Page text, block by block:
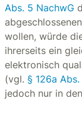
Abs. 5 NachwG
wollen, würde
ihrerseits ein
elektronisch
(vgl. § 126a Abs.
jedoch nur in